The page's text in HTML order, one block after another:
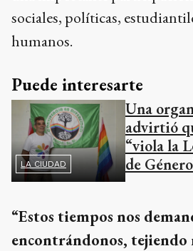
sociales, políticas,
humanos.
Puede interesarte
LA CIUDAD
Una
advirtió
“viola la
de
“Estos tiempos nos
encontrándonos, tejiendo